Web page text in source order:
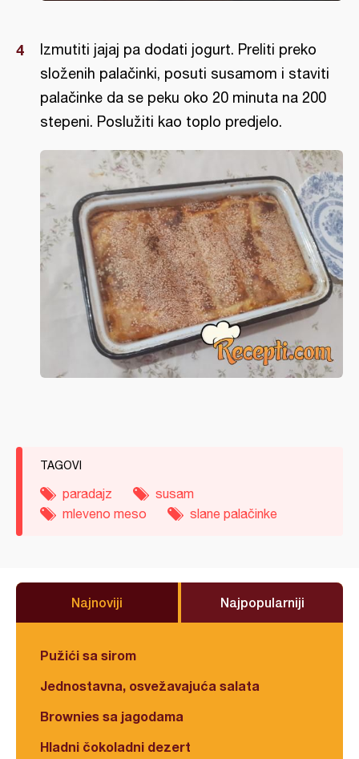
Izmutiti jajaj pa dodati jogurt. Preliti preko
složenih palačinki, posuti susamom i staviti
palačinke da se peku oko 20 minuta na 200
stepeni. Poslužiti kao toplo predjelo.
TAGOVI
paradajz
susam
mleveno meso
slane palačinke
Najnoviji Najpopularniji
Pužići sa sirom
Jednostavna, osvežavajuća salata
Brownies sa jagodama
Hladni čokoladni dezert